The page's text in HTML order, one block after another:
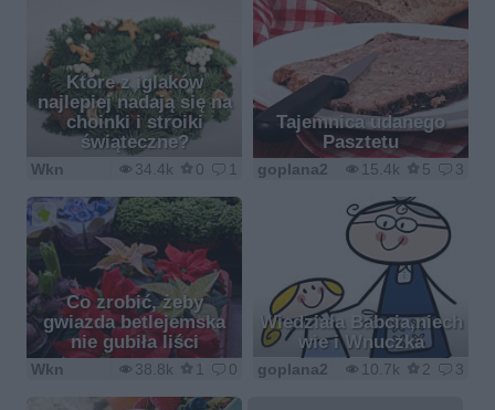
Które z iglaków
najlepiej nadają się na
choinki i stroiki
świąteczne?
34.4k 0 1
Wkn
Tajemnica udanego
Pasztetu
15.4k 5 3
goplana2
Co zrobić, żeby
gwiazda betlejemska
nie gubiła liści
38.8k 1 0
Wkn
Wiedziała Babcia,niech
wie i Wnuczka
10.7k 2 3
goplana2